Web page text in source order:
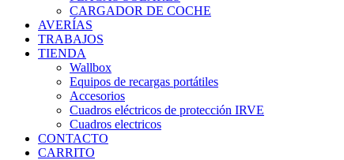
CARGADOR DE COCHE
AVERÍAS
TRABAJOS
TIENDA
Wallbox
Equipos de recargas portátiles
Accesorios
Cuadros eléctricos de protección IRVE
Cuadros electricos
CONTACTO
CARRITO